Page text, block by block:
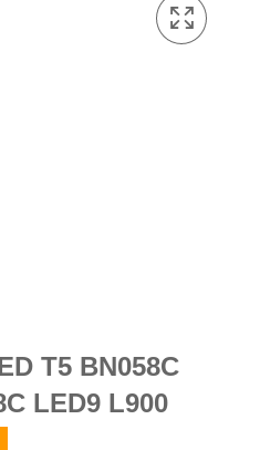
T5 BN058C
LED9 L900